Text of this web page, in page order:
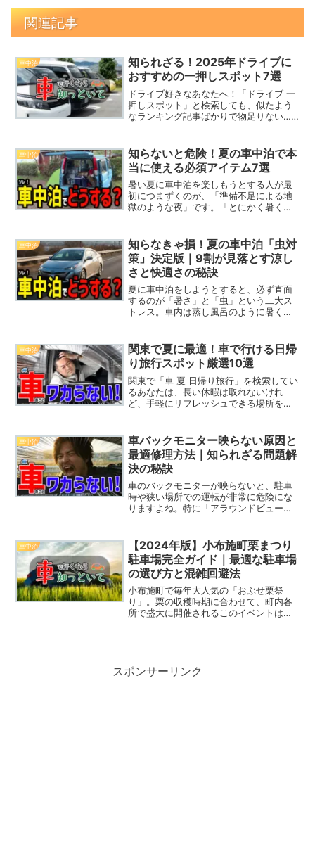
関連記事
車中泊
知られざる！2025年ドライブに
おすすめの一押しスポット7選
ドライブ好きなあなたへ！「ドライブ 一
押しスポット」と検索しても、似たよう
なランキング記事ばかりで物足りない…
に行ってみたくなる「驚愕のスポット」
を厳選して紹介します。...
車中泊
知らないと危険！夏の車中泊で本
当に使える必須アイテム7選
暑い夏に車中泊を楽しもうとする人が最
初につまずくのが、「準備不足による地
獄のような夜」です。「とにかく暑くて
た」——こんな失敗談が後を絶ちませ
ん。この記事では、「夏 車中...
車中泊
知らなきゃ損！夏の車中泊「虫対
策」決定版｜9割が見落とす涼し
さと快適さの秘訣
夏に車中泊をしようとすると、必ず直面
するのが「暑さ」と「虫」という二大ス
トレス。車内は蒸し風呂のように暑く、
に……。特に初心者にとっては「どうやっ
て虫を防ぐ？」「網戸ってど...
車中泊
関東で夏に最適！車で行ける日帰
り旅行スポット厳選10選
関東で「車 夏 日帰り旅行」を検索してい
るあなたは、長い休暇は取れないけれ
ど、手軽にリフレッシュできる場所を探
りたい方に向けて、今回は車で簡単にア
クセスできる絶景や癒し...
車中泊
車バックモニター映らない原因と
最適修理方法｜知られざる問題解
決の秘訣
車のバックモニターが映らないと、駐車
時や狭い場所での運転が非常に危険にな
りますよね。特に「アラウンドビューモ
題です。しかし、その原因は意外とシン
プルで、手軽に修理できる...
車中泊
【2024年版】小布施町栗まつり
駐車場完全ガイド｜最適な駐車場
の選び方と混雑回避法
小布施町で毎年大人気の「おぶせ栗祭
り」。栗の収穫時期に合わせて、町内各
所で盛大に開催されるこのイベントは、
スポンサーリンク